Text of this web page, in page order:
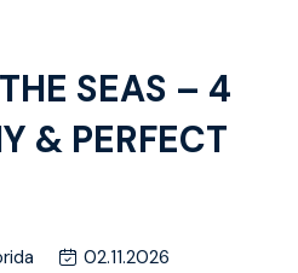
SEAS – 4
& PERFECT
02.11.2026